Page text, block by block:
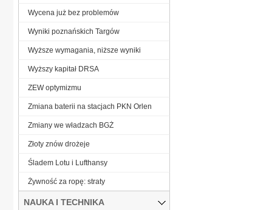
Wycena już bez problemów
Wyniki poznańskich Targów
Wyższe wymagania, niższe wyniki
Wyższy kapitał DRSA
ZEW optymizmu
Zmiana baterii na stacjach PKN Orlen
Zmiany we władzach BGŻ
Złoty znów drożeje
Śladem Lotu i Lufthansy
Żywność za ropę: straty
NAUKA I TECHNIKA